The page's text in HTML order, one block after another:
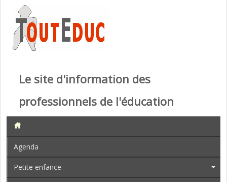
Le site d'information des
professionnels de l'éducation
Agenda
Petite enfance